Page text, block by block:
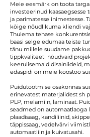
Meie eesmärk on toota
investeerinud kaasaegsesse
ja parimatesse inimestesse.
kõige nõudlikuma kliendi
Thulema tehase
baasi selge edumaa teiste
tänu millele suudame
tippkvaliteeti nõudvaid
keerulisemaid disainiideid,
edaspidi on meie koostöö
Puidutootmise osakonnas
erinevatest materjalidest sh
PLP, melamiin, laminaat.
seadmed on automaatlaoga
plaadisaag, kandiliinid,
täppissaag, vedelvärvi
automaatliin ja kuivatusahi.